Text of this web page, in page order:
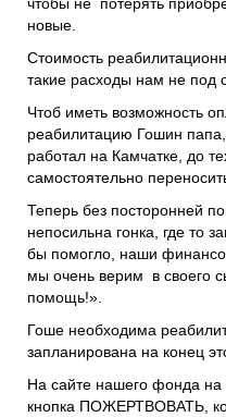
новые.
Стоимость
такие расходы нам не под
Чтоб иметь возможность
реабилитацию Гошин
работал на Камчатке, до
самостоятельно
Теперь без посторонней
непосильна гонка, где то
бы помогло, наши
мы очень верим в своего
помощь!».
Гоше необходима
запланирована на конец
На сайте нашего фонда на
кнопка ПОЖЕРТВОВАТЬ,